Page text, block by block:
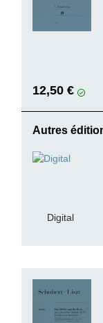
12,50 €
Autres
Digital